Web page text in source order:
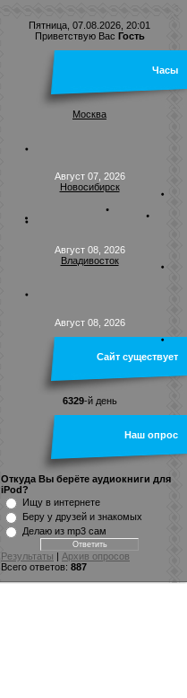
Пятница, 07.08.2026, 20:01
Приветствую Вас Гость
Часы
Москва
Август 07, 2026
Новосибирск
Август 08, 2026
Владивосток
Август 08, 2026
Сайт существует
6329-й день
Наш опрос
Откуда Вы берёте аудиокниги для
iPod?
Ищу в интернете
Беру у друзей и знакомых
Делаю из mp3 сам
Результаты | Архив опросов
Всего ответов: 887